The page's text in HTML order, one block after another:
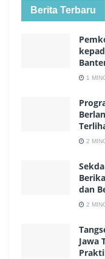
Berita Terbaru
1
2
dan
2
Jawa